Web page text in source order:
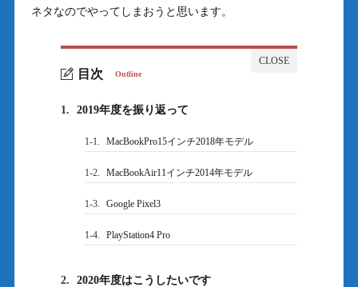
ネタなのでやってしまおうと思います。
目次 Outline
1. 2019年度を振り返って
1-1. MacBookPro15インチ2018年モデル
1-2. MacBookAir11インチ2014年モデル
1-3. Google Pixel3
1-4. PlayStation4 Pro
2. 2020年度はこうしたいです